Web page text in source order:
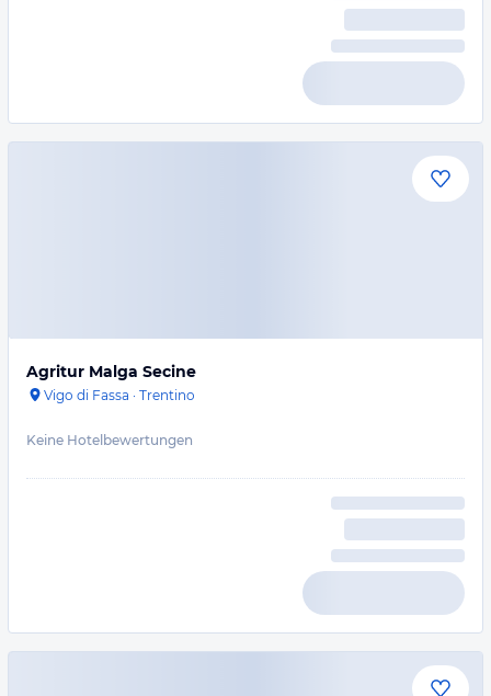
Agritur Malga Secine
Vigo di Fassa · Trentino
Keine Hotelbewertungen